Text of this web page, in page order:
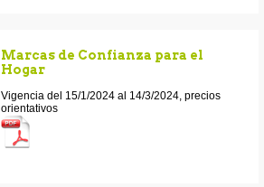
Marcas de Confianza para el
Hogar
Vigencia del 15/1/2024 al 14/3/2024, precios
orientativos